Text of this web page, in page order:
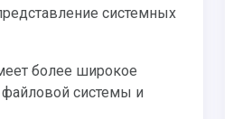
системы и